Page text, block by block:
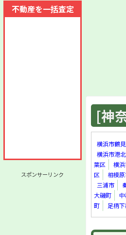
不動産を一括査定
スポンサーリンク
[神
横浜市鶴
横浜市港
葉区
横
区
相模
三浦市
大磯町
町
足柄